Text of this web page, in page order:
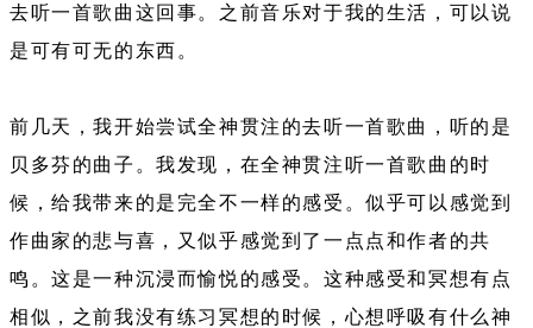
去听一首歌曲这回事。之前音乐对于我的生活，可以说
是可有可无的东西。
前几天，我开始尝试全神贯注的去听一首歌曲，听的是
贝多芬的曲子。我发现，在全神贯注听一首歌曲的时
候，给我带来的是完全不一样的感受。似乎可以感觉到
作曲家的悲与喜，又似乎感觉到了一点点和作者的共
鸣。这是一种沉浸而愉悦的感受。这种感受和冥想有点
相似，之前我没有练习冥想的时候，心想呼吸有什么神